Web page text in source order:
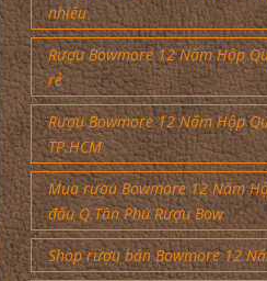
nhiêu
Rượu Bowmore 12 Năm Hộp
rẻ
Rượu Bowmore 12 Năm Hộp
TP.HCM
Mua rượu Bowmore 12 Năm
đâu Q.Tân Phú Rượu Bow
Shop rượu bán Bowmore 12